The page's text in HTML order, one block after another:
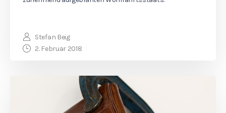
Stefan Beig
2. Februar 2018